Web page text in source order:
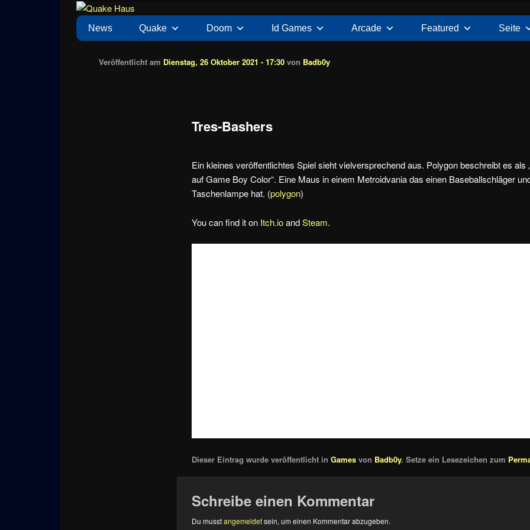
Quake Haus
News zu Quake, Doom, FPS, Arcade
Hauptmenü
News Quake Doom Id Games Arcade Featured Seite
Tres-Bashers
Veröffentlicht am Dienstag, 26 Oktober 2021 - 17:30 von Badb0y
Ein kleines veröffentlichtes Spiel sieht vielversprechend aus. Polygon beschreibt es als
auf Game Boy Color“. Eine Maus in einem Metroidvania das einen Baseballschläger
Taschenlampe hat. (polygon)
You can find it on Itch.ioandSteam.
Dieser Eintrag wurde veröffentlicht inGames von Badb0y. Setze ein Lesezeichen zum
Schreibe einen Kommentar
Du musstangemeldetsein, um einen Kommentar abzugeben.